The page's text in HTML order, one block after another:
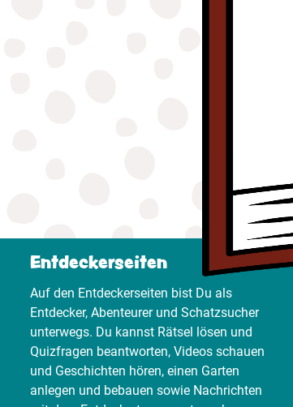
Entdeckerseiten
Auf den Entdeckerseiten bist Du als
Entdecker, Abenteurer und Schatzsucher
unterwegs. Du kannst Rätsel lösen und
Quizfragen beantworten, Videos schauen
und Geschichten hören, einen Garten
anlegen und bebauen sowie Nachrichten